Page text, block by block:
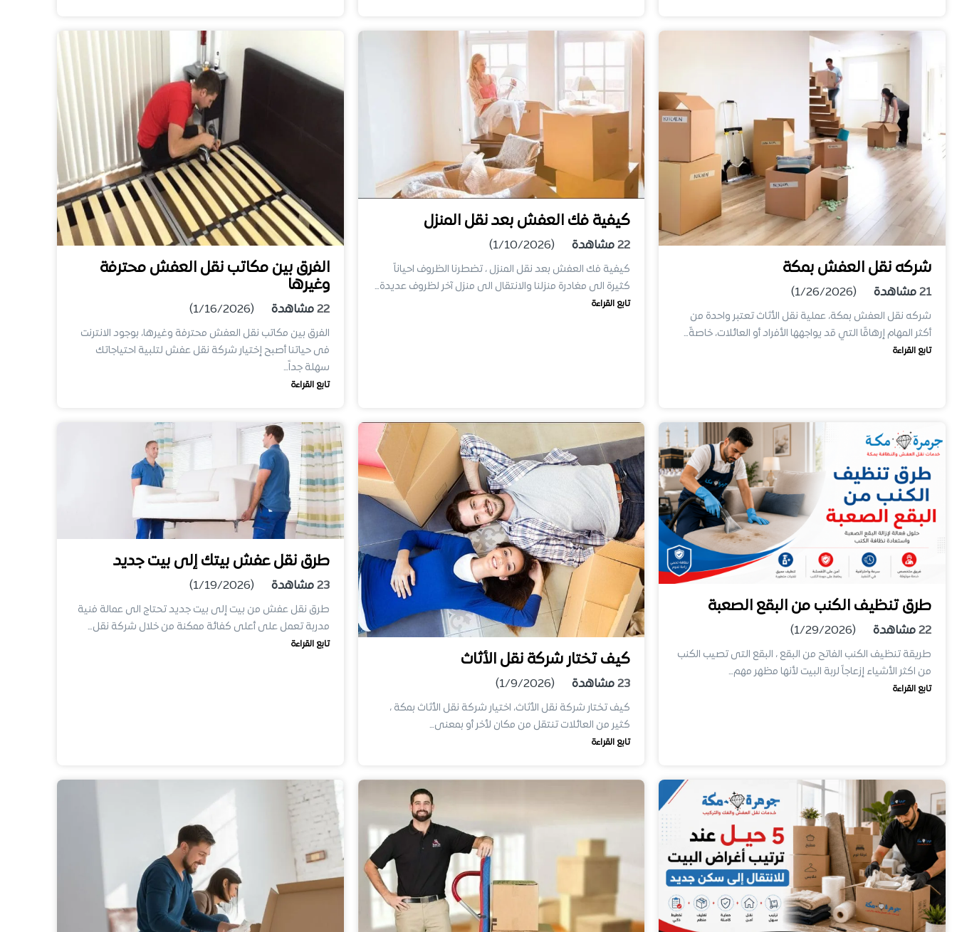
شركه نقل العفش بمكة
21 مشاهدة (1/26/2026)
شركه نقل العفش بمكة، عملية نقل الأثاث تعتبر واحدة من
أكثر المهام إرهاقًا التي قد يواجهها الأفراد أو العائلات، خاصةً…
تابع القراءة
كيفية فك العفش بعد نقل المنزل
22 مشاهدة (1/10/2026)
كيفية فك العفش بعد نقل المنزل ، تضطرنا الظروف احياناً
كثيرة الى مغادرة منزلنا والانتقال الى منزل آخر لظروف عديدة…
تابع القراءة
الفرق بين مكاتب نقل العفش محترفة
وغيرها
22 مشاهدة (1/16/2026)
الفرق بين مكاتب نقل العفش محترفة وغيرها، بوجود الانترنت
فى حياتنا أصبح إختيار شركة نقل عفش لتلبية احتياجاتك
سهلة جداً…
تابع القراءة
طرق تنظيف الكنب من البقع الصعبة
22 مشاهدة (1/29/2026)
طريقة تنظيف الكنب الفاتح من البقع ، البقع التى تصيب الكنب
من اكثر الأشياء إزعاجاً لربة البيت لأنها مظهر مهم…
تابع القراءة
كيف تختار شركة نقل الأثاث
23 مشاهدة (1/9/2026)
كيف تختار شركة نقل الأثاث، اختيار شركة نقل الأثاث بمكة ،
كثير من العائلات تنتقل من مكان لأخر أو بمعنى…
تابع القراءة
طرق نقل عفش بيتك إلى بيت جديد
23 مشاهدة (1/19/2026)
طرق نقل عفش من بيت إلى بيت جديد تحتاج الى عمالة فنية
مدربة تعمل على أعلى كفائة ممكنة من خلال شركة نقل…
تابع القراءة